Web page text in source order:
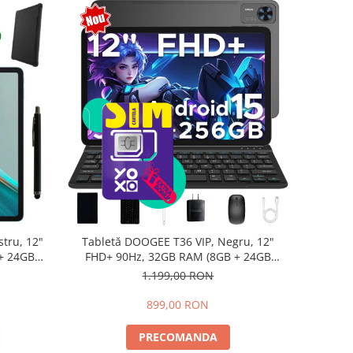
12"
24GB
Tabletă DOOGEE T36 VIP, Negru, 12"
FHD+ 90Hz, 32GB RAM (8GB + 24GB
extensibili), 256GB, Android 15,
1.199,00 RON
899,00 RON
PRECOMANDA